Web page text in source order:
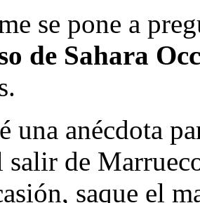
se pone a
de Sahara
una anécdota
salir de
saque el